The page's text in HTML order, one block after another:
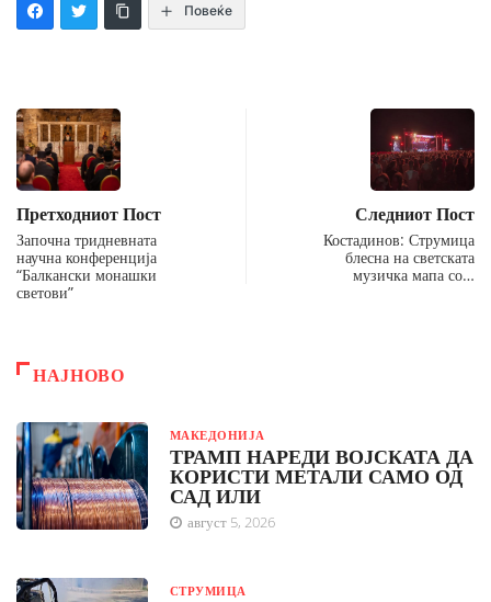
Повеќе
Претходниот Пост
Започна тридневната
научна конференција
“Балкански монашки
светови”
Следниот Пост
Костадинов: Струмица
блесна на светската
музичка мапа со…
НАЈНОВО
МАКЕДОНИЈА
ТРАМП НАРЕДИ ВОЈСКАТА ДА
КОРИСТИ МЕТАЛИ САМО ОД
САД ИЛИ
август 5, 2026
СТРУМИЦА